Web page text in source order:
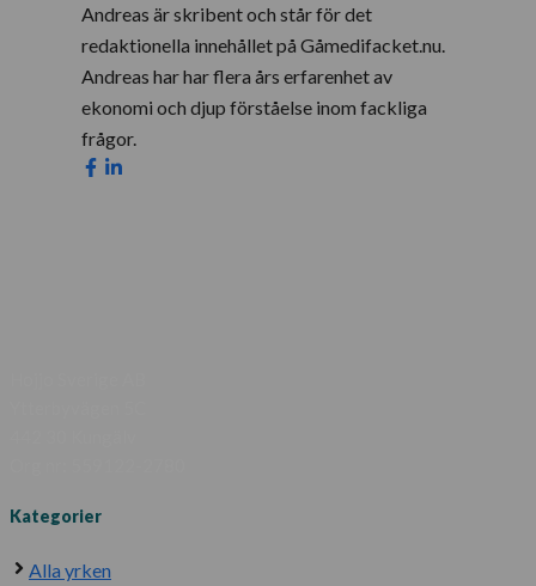
Andreas är skribent och står för det
redaktionella innehållet på Gåmedifacket.nu.
Andreas har har flera års erfarenhet av
ekonomi och djup förståelse inom fackliga
frågor.
Kategorier
Alla yrken